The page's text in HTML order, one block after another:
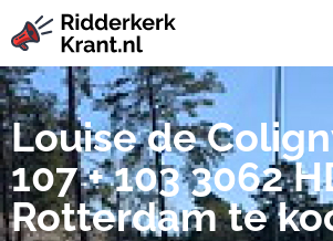
Louise de
107 + 103 3062
Rotterdam te